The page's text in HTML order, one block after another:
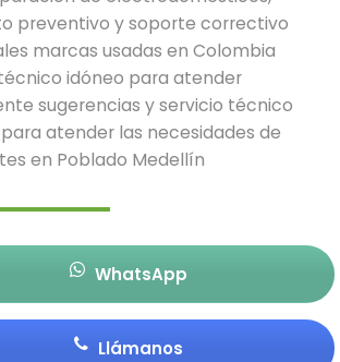
preventivo y soporte correctivo
marcas usadas en Colombia
idóneo para atender
sugerencias y servicio técnico
atender las necesidades de
en Poblado Medellín
WhatsApp
Llámanos